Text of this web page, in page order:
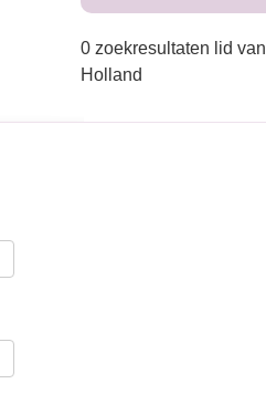
0 zoekresultaten lid
Holland